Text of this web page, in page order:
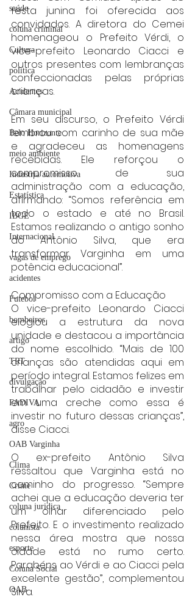
saúde
coluna criminal
Cultura
politica
Acidentes
Câmara municipal
Belo Horizonte
meio ambiente
Industria automotiva
Estatística
IBGE
Internacional
vagas de emprego
acidentes
Futebol
bombeiros
artigo
TRT
divulgação
FADIVA
agro
OAB Varginha
Clima
Crime
coluna juridica
colunista
esporte
Coluna Social
OAB
festa junina foi oferecida aos
convidados. A diretora do Cemei
homenageou o Prefeito Vérdi, o
vice-prefeito Leonardo Ciacci e
outros presentes com lembranças
confeccionadas pelas próprias
crianças.
Em seu discurso, o Prefeito Vérdi
lembrou com carinho de sua mãe
e agradeceu as homenagens
recebidas. Ele reforçou o
compromisso de sua
administração com a educação,
afirmando: “Somos referência em
todo o estado e até no Brasil.
Estamos realizando o antigo sonho
do Antônio Silva, que era
transformar Varginha em uma
potência educacional”.
Compromisso com a Educação
O vice-prefeito Leonardo Ciacci
elogiou a estrutura da nova
unidade e destacou a importância
do nome escolhido. “Mais de 100
crianças são atendidas aqui em
período integral. Estamos felizes em
trabalhar pelo cidadão e investir
em uma creche como essa é
investir no futuro dessas crianças”,
disse Ciacci.
O ex-prefeito Antônio Silva
ressaltou que Varginha está no
caminho do progresso. “Sempre
achei que a educação deveria ter
um olhar diferenciado pelo
Prefeito. E o investimento realizado
nessa área mostra que nossa
cidade está no rumo certo.
Parabéns ao Vérdi e ao Ciacci pela
excelente gestão”, complementou
Silva.